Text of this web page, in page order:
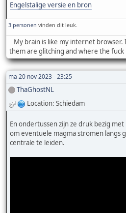
Engelstalige versie en bron
3 personen vinden dit leuk.
My brain is like my internet browser.
them are glitching and where the
ma 20 nov 2023 - 23:25
ThaGhostNL
Location: Schiedam
En ondertussen zijn ze druk bezig
om eventuele magma stromen langs
centrale te leiden.